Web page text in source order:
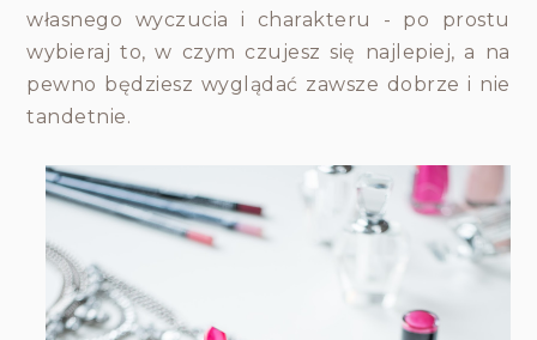
własnego wyczucia i charakteru - po prostu
wybieraj to, w czym czujesz się najlepiej, a na
pewno będziesz wyglądać zawsze dobrze i nie
tandetnie.